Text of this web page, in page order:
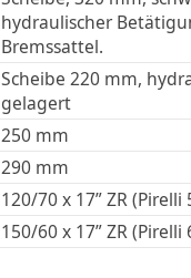
hydraulischer
Bremssattel.
Scheibe 220 mm,
gelagert
250 mm
290 mm
120/70 x 17” ZR
150/60 x 17” ZR